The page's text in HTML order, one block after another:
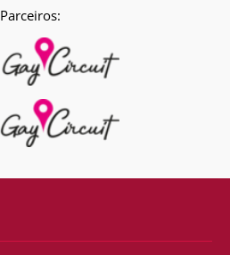
Parceiros: